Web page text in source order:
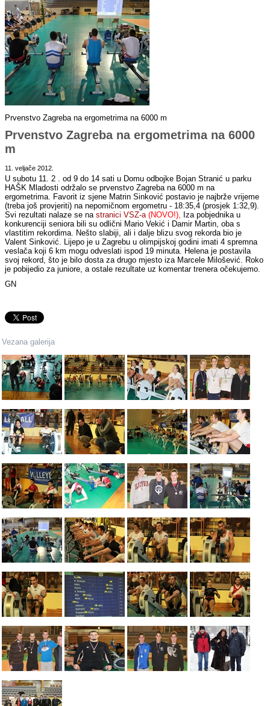
Prvenstvo Zagreba na ergometrima na 6000 m
Prvenstvo Zagreba na ergometrima na 6000
m
11. veljače 2012.
U subotu 11. 2 . od 9 do 14 sati u Domu odbojke Bojan Stranić u parku
HAŠK Mladosti održalo se prvenstvo Zagreba na 6000 m na
ergometrima. Favorit iz sjene Matrin Sinković postavio je najbrže vrijeme
(treba još provjeriti) na nepomičnom ergometru - 18:35,4 (prosjek 1:32,9).
Svi rezultati nalaze se nastranici VSZ-a(NOVO!), Iza pobjednika u
konkurenciji seniora bili su odlični Mario Vekić i Damir Martin, oba s
vlastitim rekordima. Nešto slabiji, ali i dalje blizu svog rekorda bio je
Valent Sinković. Lijepo je u Zagrebu u olimpijskoj godini imati 4 spremna
veslača koji 6 km mogu odveslati ispod 19 minuta. Helena je postavila
svoj rekord, što je bilo dosta za drugo mjesto iza Marcele Milošević. Roko
je pobijedio za juniore, a ostale rezultate uz komentar trenera očekujemo.
GN
Vezana galerija